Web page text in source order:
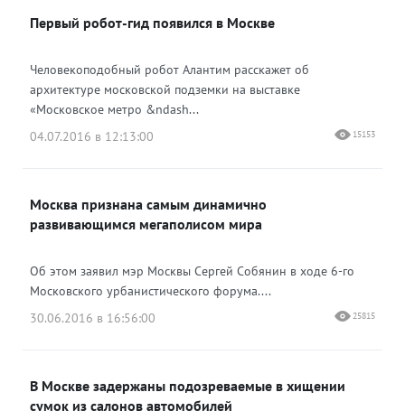
Первый робот-гид появился в Москве
Человекоподобный робот Алантим расскажет об
архитектуре московской подземки на выставке
«Московское метро &ndash...
04.07.2016 в 12:13:00
15153
Москва признана самым динамично
развивающимся мегаполисом мира
Об этом заявил мэр Москвы Сергей Собянин в ходе 6-го
Московского урбанистического форума....
30.06.2016 в 16:56:00
25815
В Москве задержаны подозреваемые в хищении
сумок из салонов автомобилей